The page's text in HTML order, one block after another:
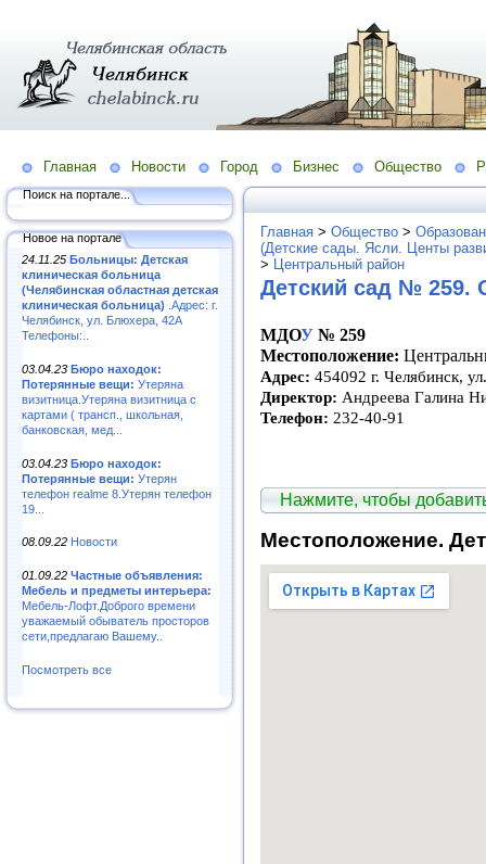
Главная Новости Город Бизнес Общество
Поиск на портале...
Новое на портале
24.11.25 Больницы: Детская
клиническая больница
(Челябинская областная детская
клиническая больница) .Адрес: г.
Челябинск, ул. Блюхера, 42А
Телефоны:..
03.04.23 Бюро находок:
Потерянные вещи: Утеряна
визитница.Утеряна визитница с
картами ( трансп., школьная,
банковская, мед...
03.04.23 Бюро находок:
Потерянные вещи: Утерян
телефон realme 8.Утерян телефон
19...
08.09.22 Новости
01.09.22 Частные объявления:
Мебель и предметы интерьера:
Мебель-Лофт.Доброго времени
уважаемый обыватель просторов
сети,предлагаю Вашему..
Посмотреть все
Главная > Общество >
(Детские сады. Ясли. Центы
> Центральный район
Детский сад № 259.
МДОУ № 259
Местоположение:
Адрес: 454092 г. Челябинск,
Директор: Андреева Галина
Телефон: 232-40-91
Нажмите, чтобы
Местоположение.